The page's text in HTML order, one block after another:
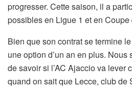
progresser. Cette saison, il a
possibles en Ligue 1 et en Coupe
Bien que son contrat se termine
une option d’un an en plus.
de savoir si l’AC Ajaccio va lever
quand on sait que Lecce, club de